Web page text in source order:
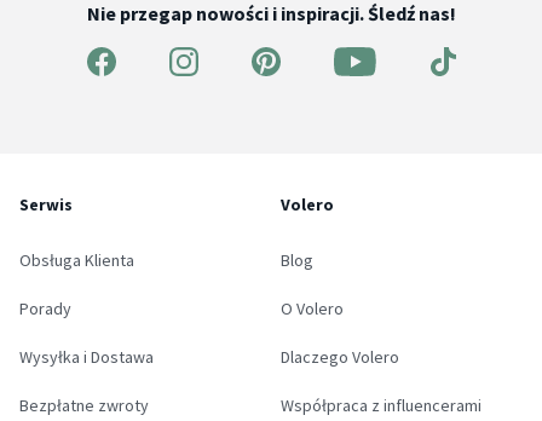
Nie przegap nowości i inspiracji. Śledź nas!
Serwis
Obsługa Klienta
Porady
Wysyłka i Dostawa
Bezpłatne zwroty
Volero
Blog
O Volero
Dlaczego Volero
Współpraca z influencerami